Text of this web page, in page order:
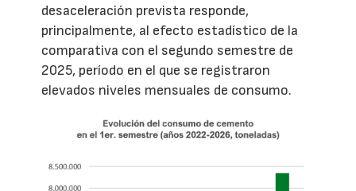
desaceleración prevista responde,
principalmente, al efecto estadístico de la
comparativa con el segundo semestre de
2025, período en el que se registraron
elevados niveles mensuales de consumo.